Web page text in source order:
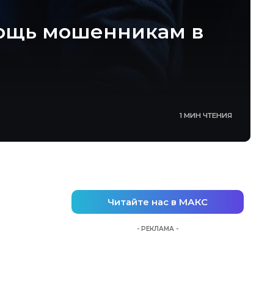
мошенникам в
1 МИН ЧТЕНИЯ
Читайте нас в МАКС
- РЕКЛАМА -